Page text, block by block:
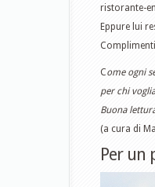
ristorante-
Eppure lui
Come ogni
per chi
Buona
(a cura di
Per un